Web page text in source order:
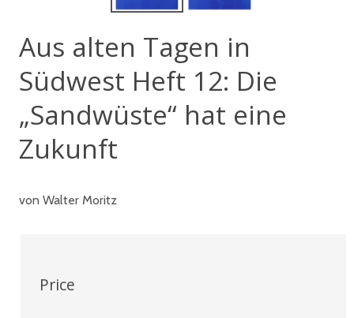
Aus alten Tagen in
Südwest Heft 12: Die
„Sandwüste“ hat eine
Zukunft
von Walter Moritz
Price